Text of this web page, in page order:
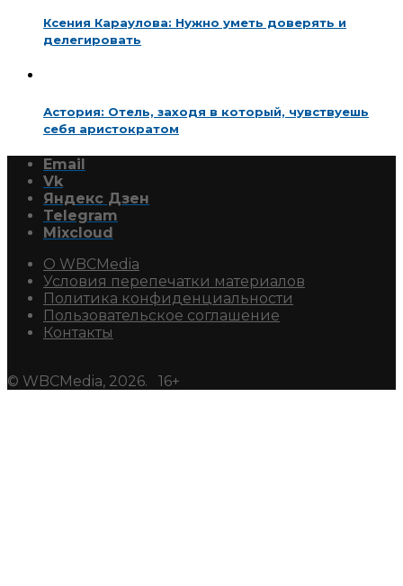
Ксения Караулова: Нужно уметь доверять и
делегировать
Астория: Отель, заходя в который, чувствуешь
себя аристократом
Email
Vk
Яндекс Дзен
Telegram
Mixcloud
О WBCMedia
Условия перепечатки материалов
Политика конфиденциальности
Пользовательское соглашение
Контакты
© WBCMedia, 2026. 16+